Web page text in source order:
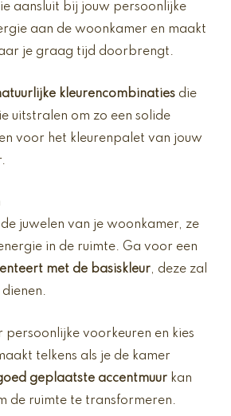
aansluit bij jouw persoonlijke
aan de woonkamer en maakt
je graag tijd doorbrengt.
kleurencombinaties die
uitstralen om zo een solide
voor het kleurenpalet van jouw
juwelen van je woonkamer, ze
in de ruimte. Ga voor een
met de basiskleur, deze zal
persoonlijke voorkeuren en kies
telkens als je de kamer
geplaatste accentmuur kan
de ruimte te transformeren.